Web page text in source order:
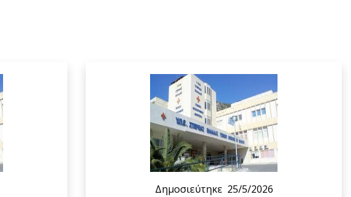
Δημοσιεύτηκε 25/5/2026